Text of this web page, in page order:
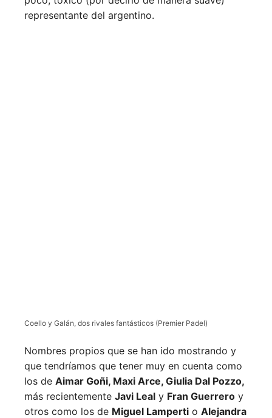
representante del argentino.
Coello y Galán, dos rivales fantásticos (Premier Padel)
Nombres propios que se han ido mostrando y
que tendríamos que tener muy en cuenta como
los de Aimar Goñi, Maxi Arce, Giulia Dal Pozzo,
más recientemente Javi Leal y Fran Guerrero y
otros como los de Miguel Lamperti o Alejandra